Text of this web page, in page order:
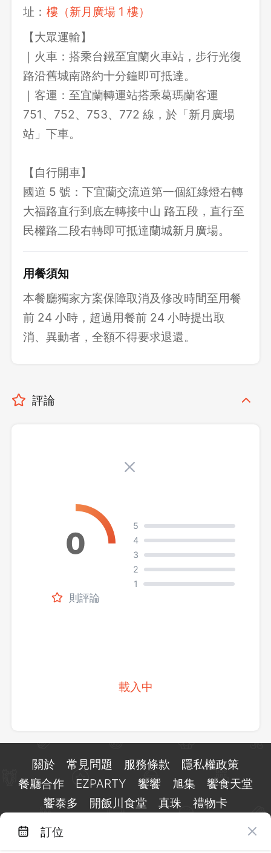
址： 樓（新月廣場 1 樓）
【大眾運輸】
｜火車：搭乘台鐵至宜蘭火車站，步行光復
路沿舊城南路約十分鐘即可抵達。
｜客運：至宜蘭轉運站搭乘葛瑪蘭客運
751、752、753、772 線，於「新月廣場
站」下車。
【自行開車】
國道 5 號：下宜蘭交流道第一個紅綠燈右轉
大福路直行到底左轉接中山 路五段，直行至
民權路二段右轉即可抵達蘭城新月廣場。
用餐須知
本餐廳獨家方案保障取消及修改時間至用餐
前 24 小時，超過用餐前 24 小時提出取
消、異動者，全額不得要求退還。
評論
則評論
5
4
3
2
1
載入中
訂位
關於 常見問題 服務條款
隱私權政策
餐廳合作
EZPARTY 饗饗 旭集
饗食天堂
饗泰多
開飯川食堂 真珠 禮物卡